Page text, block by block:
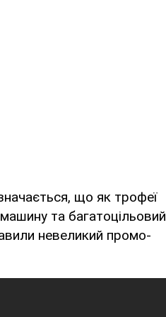
що як трофеї
та багатоцільовий
невеликий промо-